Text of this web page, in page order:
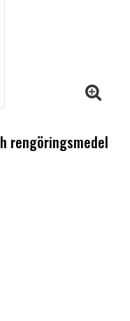
rengöringsmedel